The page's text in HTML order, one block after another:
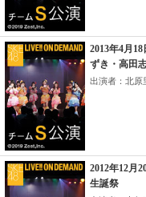
2013年4月
ずき・高田
出演者：北原
2012年12月
生誕祭